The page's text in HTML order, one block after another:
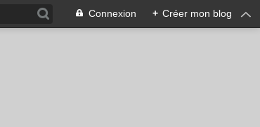
Connexion + Créer mon blog